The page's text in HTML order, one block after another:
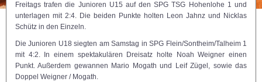
Freitags trafen die Junioren U15 auf den SPG TSG Hohenlohe 1 und
unterlagen mit 2:4. Die beiden Punkte holten Leon Jahnz und Nicklas
Schütz in den Einzeln.
Die Junioren U18 siegten am Samstag in SPG Flein/Sontheim/Talheim 1
mit 4:2. In einem spektakulären Dreisatz holte Noah Weigner einen
Punkt. Außerdem gewannen Mario Mogath und Leif Zügel, sowie das
Doppel Weigner / Mogath.